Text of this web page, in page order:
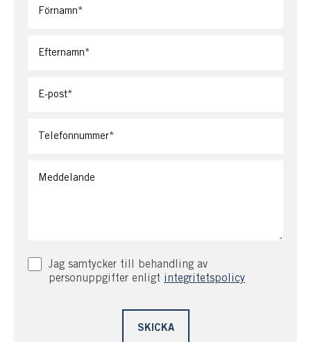
Jag samtycker till behandling av
personuppgifter enligt integritetspolicy